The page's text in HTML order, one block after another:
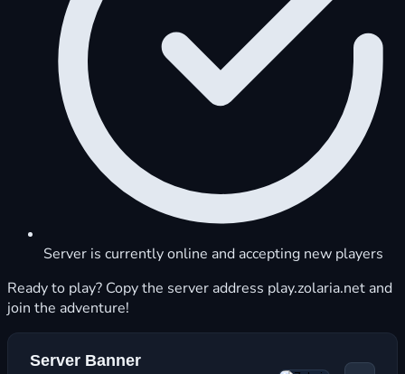
Server is currently online and accepting new players
Ready to play? Copy the server address play.zolaria.net and
join the adventure!
Server Banner